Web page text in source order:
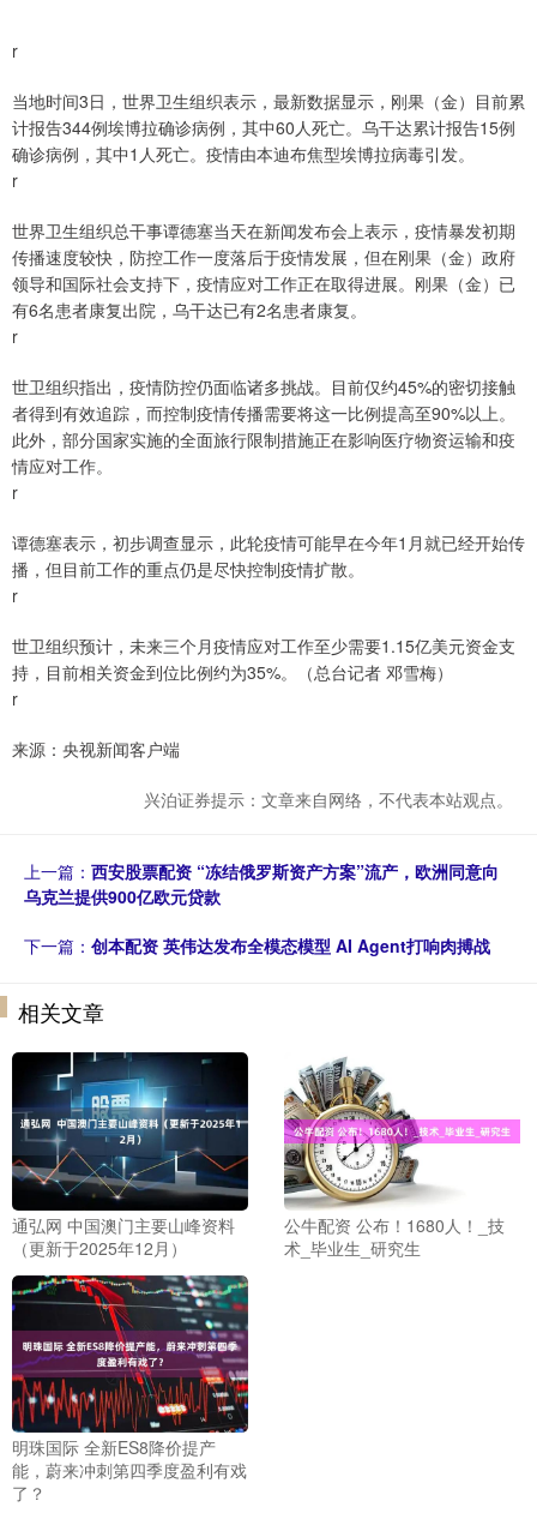
r
当地时间3日，世界卫生组织表示，最新数据显示，刚果（金）目前累
计报告344例埃博拉确诊病例，其中60人死亡。乌干达累计报告15例
确诊病例，其中1人死亡。疫情由本迪布焦型埃博拉病毒引发。
r
世界卫生组织总干事谭德塞当天在新闻发布会上表示，疫情暴发初期
传播速度较快，防控工作一度落后于疫情发展，但在刚果（金）政府
领导和国际社会支持下，疫情应对工作正在取得进展。刚果（金）已
有6名患者康复出院，乌干达已有2名患者康复。
r
世卫组织指出，疫情防控仍面临诸多挑战。目前仅约45%的密切接触
者得到有效追踪，而控制疫情传播需要将这一比例提高至90%以上。
此外，部分国家实施的全面旅行限制措施正在影响医疗物资运输和疫
情应对工作。
r
谭德塞表示，初步调查显示，此轮疫情可能早在今年1月就已经开始传
播，但目前工作的重点仍是尽快控制疫情扩散。
r
世卫组织预计，未来三个月疫情应对工作至少需要1.15亿美元资金支
持，目前相关资金到位比例约为35%。（总台记者 邓雪梅）
r
来源：央视新闻客户端
兴泊证券提示：文章来自网络，不代表本站观点。
上一篇： 西安股票配资 “冻结俄罗斯资产方案”流产，欧洲同意向
乌克兰提供900亿欧元贷款
下一篇： 创本配资 英伟达发布全模态模型 AI Agent打响肉搏战
相关文章
通弘网 中国澳门主要山峰资料
（更新于2025年12月）
公牛配资 公布！1680人！_技
术_毕业生_研究生
明珠国际 全新ES8降价提产
能，蔚来冲刺第四季度盈利有戏
了？